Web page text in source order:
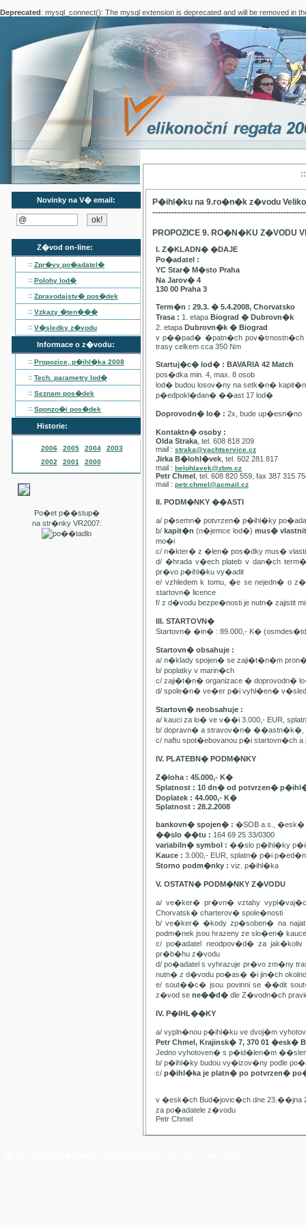
Deprecated: mysql_connect(): The mysql extension is deprecated and will be removed in
Novinky na V� email:
Z�vod on-line:
:: Zpr�vy po�adatel�
:: Polohy lod�
:: Zpravodajstv� pos�dek
:: Vzkazy �ten���
:: V�sledky z�vodu
Informace o z�vodu:
:: Propozice, p�ihl�ka 2008
:: Tech. parametry lod�
:: Seznam pos�dek
:: Sponzo�i pos�dek
Historie:
2006 2005 2004
2003
2002
2001 2000
Po�et p��stup�
na str�nky VR2007:
P�ihl�ku na 9.ro�n�k z�vodu
PROPOZICE 9. RO�N�KU Z�VODU
I. Z�KLADN� �DAJE
Po�adatel :
YC Star� M�sto Praha
Na Jarov� 4
130 00 Praha 3
Term�n : 29.3. � 5.4.2008, Chorvatsko
Trasa : 1. etapa Biograd � Dubrovn�k
2. etapa Dubrovn�k � Biograd
v p��pad� �patn�ch pov�trnostn�ch
trasy celkem cca 350 Nm
Startuj�c� lod� : BAVARIA 42 Match
pos�dka min. 4, max. 8 osob
lod� budou losov�ny na setk�n�
p�edpokl�dan� ��ast 17 lod�
Doprovodn� lo� : 2x, bude up�esn�no
Kontaktn� osoby :
Olda Straka , tel. 608 818 209
mail : straka@yachtservice.cz
Jirka B�lohl�vek , tel. 602 281 817
mail : belohlavek@zbm.cz
Petr Chmel , tel. 608 820 559, fax 387 315
mail : petr.chmel@acmail.cz
II. PODM�NKY ��ASTI
a/ p�semn� potvrzen� p�ihl�ky
b/kapit�n(n�jemce lod�) mus�
mo�i
c/ n�kter� z �len� pos�dky mus�
d/ �hrada v�ech plateb v dan�ch
pr�vo p�ihl�ku vy�adit
e/ vzhledem k tomu, �e se nejedn� o
startovn� licence
f/ z d�vodu bezpe�nosti je nutn� zajistit
III. STARTOVN�
Startovn� �in� : 89.000,- K�
Startovn� obsahuje :
a/ n�klady spojen� se zaji�t�n�m
b/ poplatky v marin�ch
c/ zaji�t�n� organizace � doprovodn�
d/ spole�n� ve�er p�i vyhl�en�
Startovn� neobsahuje :
a/ kauci za lo� ve v��i 3.000,- EUR,
b/ dopravn� a stravov�n� ��astn�k�,
c/ naftu spot�ebovanou p�i startovn�ch
IV. PLATEBN� PODM�NKY
Z�loha : 45.000,- K�
Splatnost : 10 dn� od potvrzen�
Doplatek : 44.000,- K�
Splatnost : 28.2.2008
bankovn� spojen� : �SOB a.s., �esk�
��slo ��tu : 164 69 25 33/0300
variabiln� symbol : ��slo p�ihl�ky
Kauce : 3.000,- EUR, splatn� p�i
Storno podm�nky : viz. p�ihl�ka
V. OSTATN� PODM�NKY Z�VODU
a/ ve�ker� pr�vn� vztahy
Chorvatsk� charterov� spole�nosti
b/ ve�ker� �kody zp�soben� na
podm�nek jsou hrazeny ze slo�en� kauce
c/ po�adatel neodpov�d� za
pr�b�hu z�vodu
d/ po�adatel s vyhrazuje pr�vo zm�ny
nutn� z d�vodu po�as� �i jin�ch
e/ sout��c� jsou povinni se ��dit
z�vod se ne��d� dle Z�vodn�ch
IV. P�IHL��KY
a/ vypln�nou p�ihl�ku ve dvoj�m
Petr Chmel, Krajinsk� 7, 370 01 �esk�
Jedno vyhotoven� s p�id�len�m
b/ p�ihl�ky budou vy�izov�ny podle
c/ p�ihl�ka je platn� po potvrzen�
v �esk�ch Bud�jovic�ch dne 23.��jna
za po�adatele z�vodu
Petr Chmel